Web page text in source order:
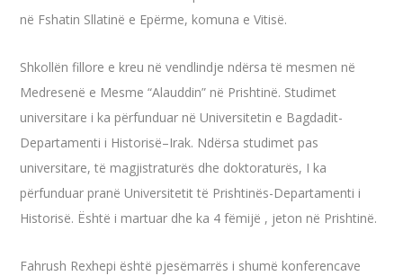
në Fshatin Sllatinë e Epërme, komuna e Vitisë.
Shkollën fillore e kreu në vendlindje ndërsa të mesmen në
Medresenë e Mesme “Alauddin” në Prishtinë. Studimet
universitare i ka përfunduar në Universitetin e Bagdadit-
Departamenti i Historisë–Irak. Ndërsa studimet pas
universitare, të magjistraturës dhe doktoraturës, I ka
përfunduar pranë Universitetit të Prishtinës-Departamenti i
Historisë. Është i martuar dhe ka 4 fëmijë , jeton në Prishtinë.
Fahrush Rexhepi është pjesëmarrës i shumë konferencave